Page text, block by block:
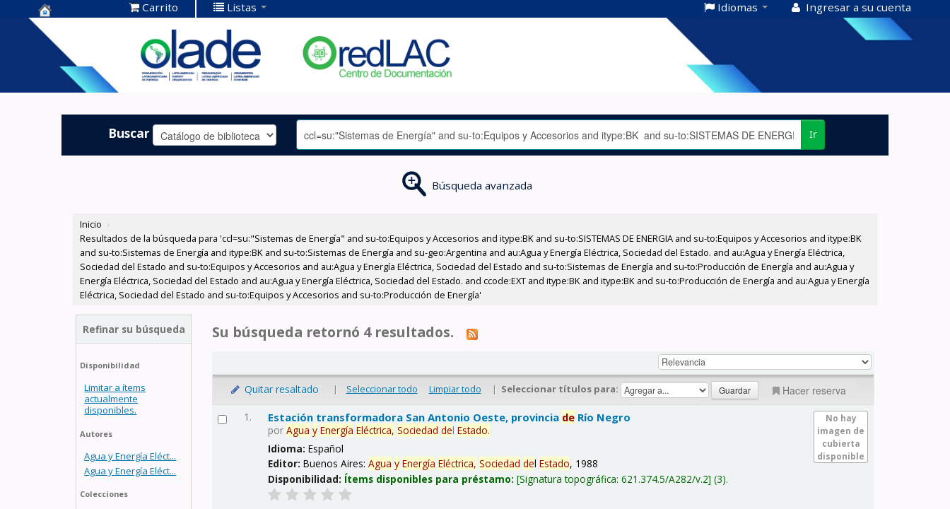
Centro de
Documentación
OLADE -
Carrito Listas Idiomas Ingresar a su cuenta
Buscar Ir
Búsqueda avanzada
Inicio ›
Resultados de la búsqueda para 'ccl=su:"Sistemas de Energía" and su-to:Equipos y Accesorios and itype:BK and su-to:SISTEMAS DE ENERGIA and su-to:Equipos y Accesorios and itype:BK
and su-to:Sistemas de Energía and itype:BK and su-to:Sistemas de Energía and su-geo:Argentina and au:Agua y Energía Eléctrica, Sociedad del Estado. and au:Agua y Energía Eléctrica,
Sociedad del Estado and su-to:Equipos y Accesorios and au:Agua y Energía Eléctrica, Sociedad del Estado and su-to:Sistemas de Energía and su-to:Producción de Energía and au:Agua y
Energía Eléctrica, Sociedad del Estado and au:Agua y Energía Eléctrica, Sociedad del Estado. and ccode:EXT and itype:BK and itype:BK and su-to:Producción de Energía and au:Agua y Energía
Eléctrica, Sociedad del Estado and su-to:Equipos y Accesorios and su-to:Producción de Energía'
Refinar su búsqueda
Disponibilidad
Limitar a ítems
actualmente
disponibles.
Autores
Agua y Energía Eléct...
Agua y Energía Eléct...
Colecciones
Su búsqueda retornó 4 resultados.
Quitar resaltado | Seleccionar todo Limpiar todo | Seleccionar títulos para: Hacer reserva
1.
No hay
imagen de
cubierta
disponible
Estación transformadora San Antonio Oeste, provincia de Río Negro
porAgua y Energía Eléctrica, Sociedad delEstado.
Idioma:Español
Editor:Buenos Aires:Agua y Energía Eléctrica, Sociedad delEstado, 1988
Disponibilidad: Ítems disponibles para préstamo: Signatura topográfica:621.374.5/A282/v.2 (3).